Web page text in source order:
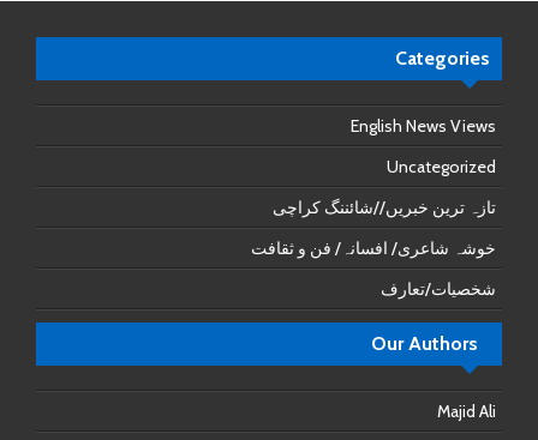
Categories
English News Views
Uncategorized
تازہ ترین خبریں//شائننگ کراچی
خوشہ شاعری/ افسانہ/ فن و ثقافت
شخصیات/تعارف
Our Authors
Majid Ali